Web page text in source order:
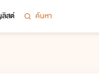
สต์ ค้นหา